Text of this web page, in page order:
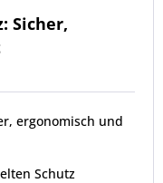
Sicher,
Schutz